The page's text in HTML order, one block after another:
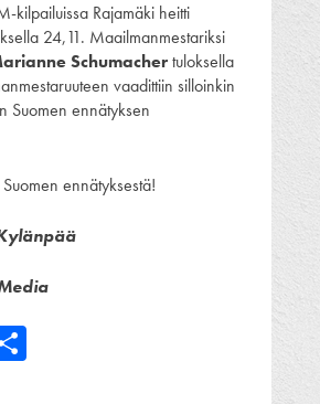
kilpailuissa Rajamäki heitti
24,11. Maailmanmestariksi
Schumachertuloksella
vaadittiin silloinkin
Suomen ennätyksen
ennätyksestä!